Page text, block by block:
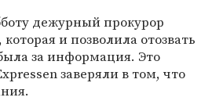
дежурный прокурор
и позволила отозвать
за информация. Это
заверяли в том, что